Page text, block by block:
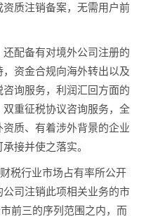
质注销备案，无需用户前
配备有对境外公司注册的
资金合规向海外转出以及
询服务，利润汇回方面的
重征税协议咨询服务，全
质、有着涉外背景的企业
接并使之落实。
税行业市场占有率所公开
司注销此项相关业务的市
前三的序列范围之内，而